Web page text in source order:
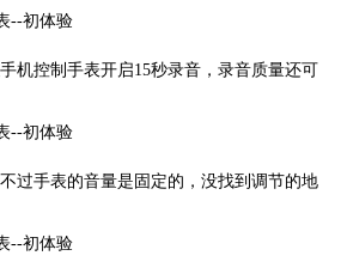
机控制手表开启15秒录音，录音质量还可
过手表的音量是固定的，没找到调节的地